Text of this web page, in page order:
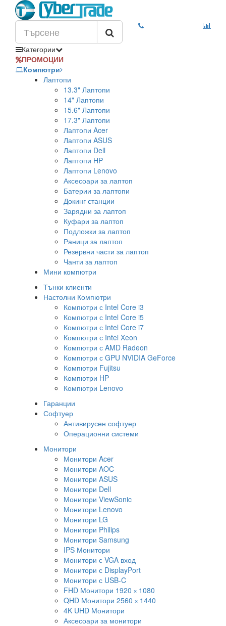
Категории
ПРОМОЦИИ
Компютри
Лаптопи
13.3" Лаптопи
14" Лаптопи
15.6" Лаптопи
17.3" Лаптопи
Лаптопи Acer
Лаптопи ASUS
Лаптопи Dell
Лаптопи HP
Лаптопи Lenovo
Аксесоари за лаптоп
Батерии за лаптопи
Докинг станции
Зарядни за лаптоп
Куфари за лаптоп
Подложки за лаптоп
Раници за лаптоп
Резервни части за лаптоп
Чанти за лаптоп
Мини компютри
Тънки клиенти
Настолни Компютри
Компютри с Intel Core i3
Компютри с Intel Core i5
Компютри с Intel Core i7
Компютри с Intel Xeon
Компютри с AMD Radeon
Компютри с GPU NVIDIA GeForce
Компютри Fujitsu
Компютри HP
Компютри Lenovo
Гаранции
Софтуер
Антивирусен софтуер
Операционни системи
Монитори
Монитори Acer
Монитори AOC
Монитори ASUS
Монитори Dell
Монитори ViewSonic
Монитори Lenovo
Монитори LG
Монитори Philips
Монитори Samsung
IPS Монитори
Монитори с VGA вход
Монитори с DisplayPort
Монитори с USB-C
FHD Монитори 1920 × 1080
QHD Монитори 2560 × 1440
4K UHD Монитори
Аксесоари за монитори